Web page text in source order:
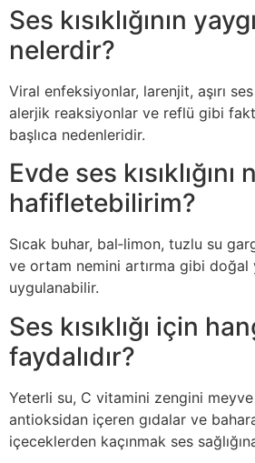
Ses kısıklığının
nelerdir?
Viral enfeksiyonlar, larenjit, aşırı ses
alerjik reaksiyonlar ve reflü gibi
başlıca nedenleridir.
Evde ses kısıklığını
hafifletebilirim?
Sıcak buhar, bal‑limon, tuzlu su
ve ortam nemini artırma gibi doğal
uygulanabilir.
Ses kısıklığı için
faydalıdır?
Yeterli su, C vitamini zengini
antioksidan içeren gıdalar ve
içeceklerden kaçınmak ses